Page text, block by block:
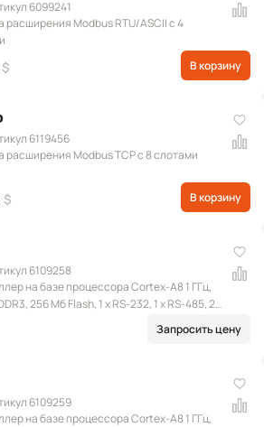
6099241
расширения Modbus RTU/ASCII с 4
$ В корзину
6119456
расширения Modbus TCP с 8 слотами
$ В корзину
6109258
на базе процессора Cortex-A8 1 ГГц,
256 Мб Flash, 1 x RS-232, 1 x RS-485, 2 x
Запросить цену
6109259
на базе процессора Cortex-A8 1 ГГц,